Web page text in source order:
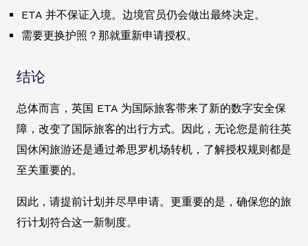
ETA 并不保证入境。边境官员仍会做出最终决定。
需要更换护照？那就重新申请授权。
结论
总体而言，英国 ETA 为国际旅客带来了新的数字安全保
障，改变了国际旅客的出行方式。因此，无论您是前往英
国休闲旅游还是通过希思罗机场转机，了解授权规则都是
至关重要的。
因此，请提前计划并尽早申请。更重要的是，确保您的旅
行计划符合这一新制度。